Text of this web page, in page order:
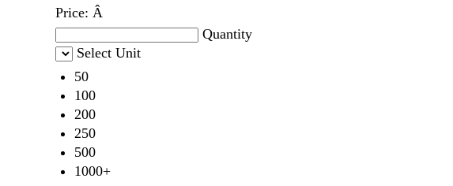
Price: Â
Quantity
Select Unit
50
100
200
250
500
1000+